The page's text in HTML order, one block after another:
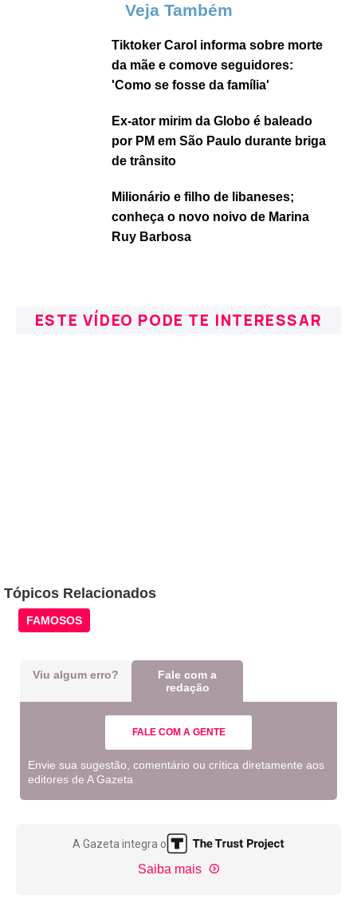
Veja Também
Tiktoker Carol informa sobre morte
da mãe e comove seguidores:
'Como se fosse da família'
Ex-ator mirim da Globo é baleado
por PM em São Paulo durante briga
de trânsito
Milionário e filho de libaneses;
conheça o novo noivo de Marina
Ruy Barbosa
ESTE VÍDEO PODE TE INTERESSAR
Tópicos Relacionados
FAMOSOS
Viu algum erro?
Fale com a
redação
FALE COM A GENTE
Envie sua sugestão, comentário ou crítica diretamente aos
editores de A Gazeta
A Gazeta integra o
Saiba mais